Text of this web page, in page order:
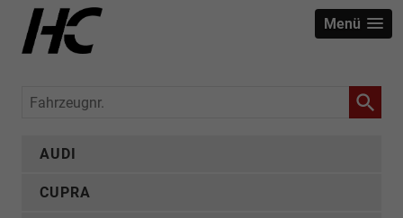
Menü
Fahrzeugnr.
AUDI
CUPRA